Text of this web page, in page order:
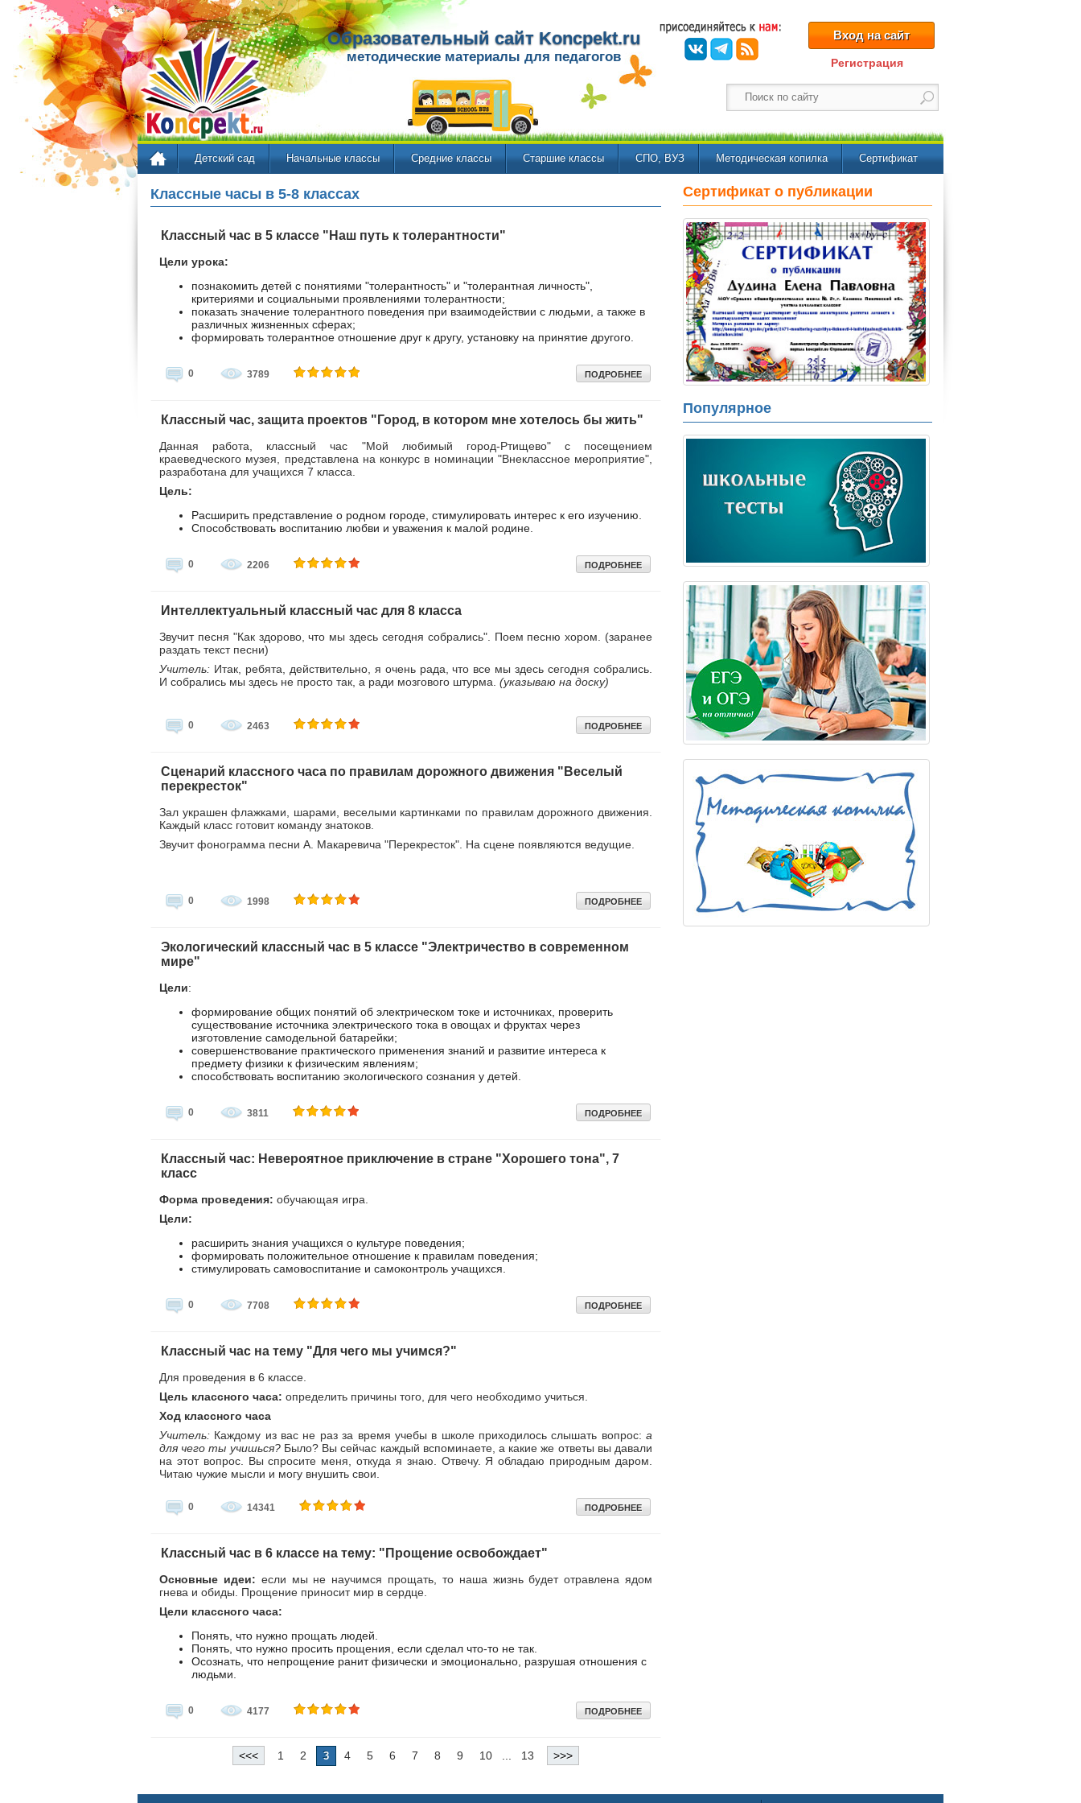
Образовательный сайт Koncpekt.ru
методические материалы для педагогов
Вход на сайт
Регистрация
Детский сад Начальные классы Средние классы Старшие классы СПО, ВУЗ Методическая копилка Сертификат
Классные часы в 5-8 классах
Классный час в 5 классе "Наш путь к толерантности"
Цели урока:
познакомить детей с понятиями "толерантность" и "толерантная личность",
критериями и социальными проявлениями толерантности;
показать значение толерантного поведения при взаимодействии с людьми, а также в
различных жизненных сферах;
формировать толерантное отношение друг к другу, установку на принятие другого.
ПОДРОБНЕЕ
0 3789
Классный час, защита проектов "Город, в котором мне хотелось бы жить"
Данная работа, классный час "Мой любимый город-Ртищево" с посещением
краеведческого музея, представлена на конкурс в номинации "Внеклассное мероприятие",
разработана для учащихся 7 класса.
Цель:
Расширить представление о родном городе, стимулировать интерес к его изучению.
Способствовать воспитанию любви и уважения к малой родине.
ПОДРОБНЕЕ
0 2206
Интеллектуальный классный час для 8 класса
Звучит песня "Как здорово, что мы здесь сегодня собрались". Поем песню хором. (заранее
раздать текст песни)
Учитель: Итак, ребята, действительно, я очень рада, что все мы здесь сегодня собрались.
И собрались мы здесь не просто так, а ради мозгового штурма. (указываю на доску)
ПОДРОБНЕЕ
0 2463
Сценарий классного часа по правилам дорожного движения "Веселый
перекресток"
Зал украшен флажками, шарами, веселыми картинками по правилам дорожного движения.
Каждый класс готовит команду знатоков.
Звучит фонограмма песни А. Макаревича "Перекресток". На сцене появляются ведущие.
ПОДРОБНЕЕ
0 1998
Экологический классный час в 5 классе "Электричество в современном
мире"
Цели:
формирование общих понятий об электрическом токе и источниках, проверить
существование источника электрического тока в овощах и фруктах через
изготовление самодельной батарейки;
совершенствование практического применения знаний и развитие интереса к
предмету физики к физическим явлениям;
способствовать воспитанию экологического сознания у детей.
ПОДРОБНЕЕ
0 3811
Классный час: Невероятное приключение в стране "Хорошего тона", 7
класс
Форма проведения: обучающая игра.
Цели:
расширить знания учащихся о культуре поведения;
формировать положительное отношение к правилам поведения;
стимулировать самовоспитание и самоконтроль учащихся.
ПОДРОБНЕЕ
0 7708
Классный час на тему "Для чего мы учимся?"
Для проведения в 6 классе.
Цель классного часа: определить причины того, для чего необходимо учиться.
Ход классного часа
Учитель: Каждому из вас не раз за время учебы в школе приходилось слышать вопрос: а
для чего ты учишься?Было? Вы сейчас каждый вспоминаете, а какие же ответы вы давали
на этот вопрос. Вы спросите меня, откуда я знаю. Отвечу. Я обладаю природным даром.
Читаю чужие мысли и могу внушить свои.
ПОДРОБНЕЕ
0 14341
Классный час в 6 классе на тему: "Прощение освобождает"
Основные идеи: если мы не научимся прощать, то наша жизнь будет отравлена ядом
гнева и обиды. Прощение приносит мир в сердце.
Цели классного часа:
Понять, что нужно прощать людей.
Понять, что нужно просить прощения, если сделал что-то не так.
Осознать, что непрощение ранит физически и эмоционально, разрушая отношения с
людьми.
ПОДРОБНЕЕ
0 4177
<<< 1 2 3 4 5 6 7 8 9 10 13 >>>
Сертификат о публикации
Популярное